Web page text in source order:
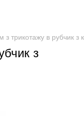
з трикотажу в рубчик з
з